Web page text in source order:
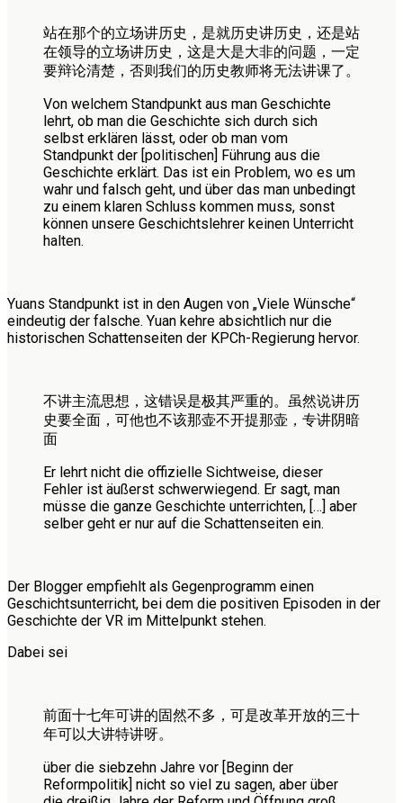
站在那个的立场讲历史，是就历史讲历史，还是站
在领导的立场讲历史，这是大是大非的问题，一定
要辩论清楚，否则我们的历史教师将无法讲课了。
Von welchem Standpunkt aus man Geschichte
lehrt, ob man die Geschichte sich durch sich
selbst erklären lässt, oder ob man vom
Standpunkt der [politischen] Führung aus die
Geschichte erklärt. Das ist ein Problem, wo es um
wahr und falsch geht, und über das man unbedingt
zu einem klaren Schluss kommen muss, sonst
können unsere Geschichtslehrer keinen Unterricht
halten.
Yuans Standpunkt ist in den Augen von „Viele Wünsche“
eindeutig der falsche. Yuan kehre absichtlich nur die
historischen Schattenseiten der KPCh-Regierung hervor.
不讲主流思想，这错误是极其严重的。虽然说讲历
史要全面，可他也不该那壶不开提那壶，专讲阴暗
面
Er lehrt nicht die offizielle Sichtweise, dieser
Fehler ist äußerst schwerwiegend. Er sagt, man
müsse die ganze Geschichte unterrichten, […] aber
selber geht er nur auf die Schattenseiten ein.
Der Blogger empfiehlt als Gegenprogramm einen
Geschichtsunterricht, bei dem die positiven Episoden in der
Geschichte der VR im Mittelpunkt stehen.
Dabei sei
前面十七年可讲的固然不多，可是改革开放的三十
年可以大讲特讲呀。
über die siebzehn Jahre vor [Beginn der
Reformpolitik] nicht so viel zu sagen, aber über